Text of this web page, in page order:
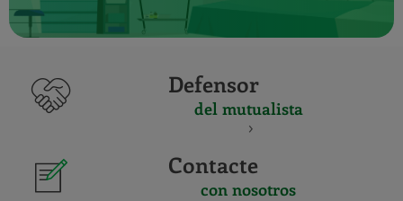
Defensor
del mutualista
Contacte
con nosotros